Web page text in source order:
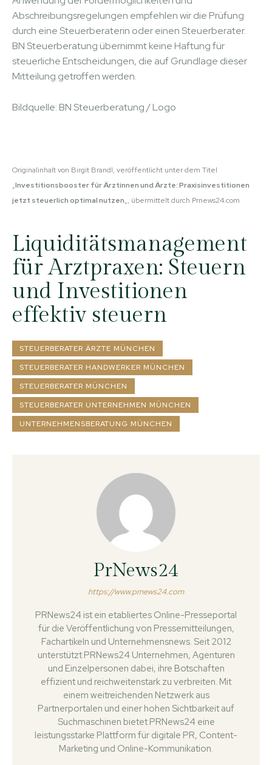
Abschreibungsregelungen empfehlen wir die Prüfung
durch eine Steuerberaterin oder einen Steuerberater.
BN Steuerberatung übernimmt keine Haftung für
steuerliche Entscheidungen, die auf Grundlage dieser
Mitteilung getroffen werden.
Bildquelle: BN Steuerberatung / Logo
Originalinhalt von Birgit Brandl, veröffentlicht unter dem Titel
„Investitionsbooster für Ärztinnen und Ärzte: Praxisinvestitionen
jetzt steuerlich optimal nutzen„, übermittelt durch Prnews24.com
Liquiditätsmanagement
für Arztpraxen: Steuern
und Investitionen
effektiv steuern
STEUERBERATER ÄRZTE MÜNCHEN
STEUERBERATER HANDWERKER MÜNCHEN
STEUERBERATER MÜNCHEN
STEUERBERATER UNTERNEHMEN MÜNCHEN
UNTERNEHMENSBERATUNG MÜNCHEN
PrNews24
https://www.prnews24.com
PRNews24 ist ein etabliertes Online-Presseportal
für die Veröffentlichung von Pressemitteilungen,
Fachartikeln und Unternehmensnews. Seit 2012
unterstützt PRNews24 Unternehmen, Agenturen
und Einzelpersonen dabei, ihre Botschaften
effizient und reichweitenstark zu verbreiten. Mit
einem weitreichenden Netzwerk aus
Partnerportalen und einer hohen Sichtbarkeit auf
Suchmaschinen bietet PRNews24 eine
leistungsstarke Plattform für digitale PR, Content-
Marketing und Online-Kommunikation.